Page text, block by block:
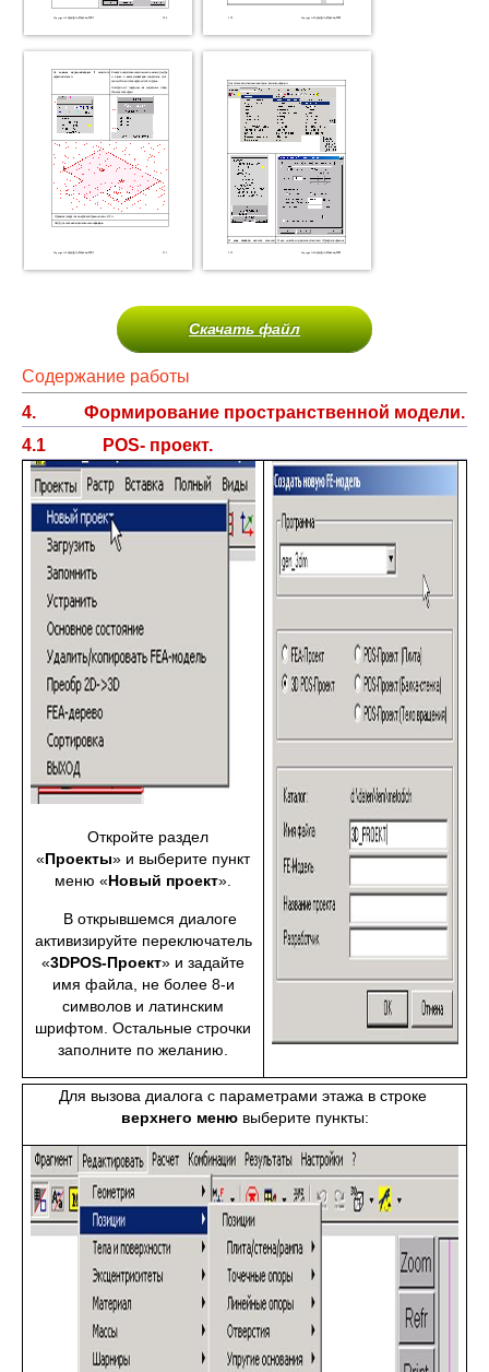
Скачать файл
Содержание работы
4. Формирование пространственной модели.
4.1 POS- проект.
Откройте раздел
«Проекты» и выберите пункт
меню «Новый проект».
В открывшемся диалоге
активизируйте переключатель
«3DPOS-Проект» и задайте
имя файла, не более 8-и
символов и латинским
шрифтом. Остальные строчки
заполните по желанию.
Для вызова диалога с параметрами этажа в строке
верхнего менювыберите пункты: